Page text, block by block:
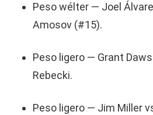
Peso wélter — Joel
Amosov (#15).
Peso ligero — Grant
Rebecki.
Peso ligero — Jim Miller